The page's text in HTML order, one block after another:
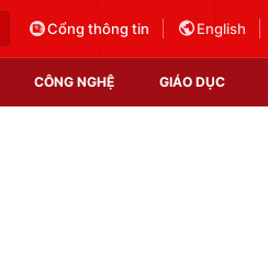
Cổng thông tin English
CÔNG NGHỆ GIÁO DỤC